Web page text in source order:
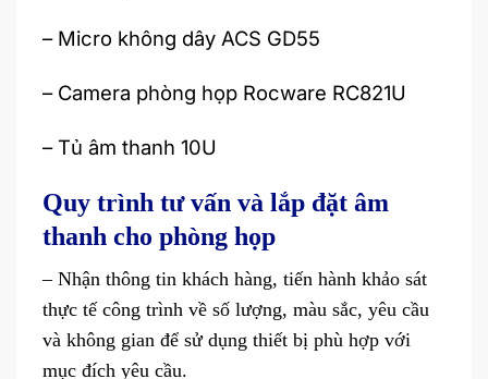
– Micro không dây ACS GD55
– Camera phòng họp Rocware RC821U
– Tủ âm thanh 10U
Quy trình tư vấn và lắp đặt âm
thanh cho phòng họp
– Nhận thông tin khách hàng, tiến hành khảo sát
thực tế công trình về số lượng, màu sắc, yêu cầu
và không gian để sử dụng thiết bị phù hợp với
mục đích yêu cầu.